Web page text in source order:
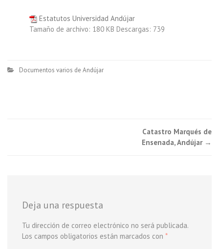
Estatutos Universidad Andújar
Tamaño de archivo: 180 KB Descargas: 739
Documentos varios de Andújar
Catastro Marqués de
Ensenada, Andújar →
Deja una respuesta
Tu dirección de correo electrónico no será publicada.
Los campos obligatorios están marcados con *